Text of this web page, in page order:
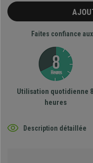
Faites confiance
Utilisation quotidienne 8
heures
Description détaillée